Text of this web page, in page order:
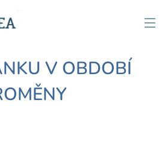
V OBDOBÍ